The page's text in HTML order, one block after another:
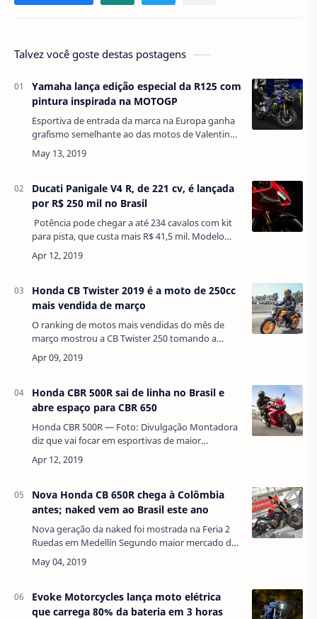
Talvez você goste destas postagens
Yamaha lança edição especial da R125 com
pintura inspirada na MOTOGP
Esportiva de entrada da marca na Europa ganha
grafismo semelhante ao das motos de Valentino
Rossi e Maverick Viñales A Yamaha apresentou
nesta semana uma edição especial da R1…
Ducati Panigale V4 R, de 221 cv, é lançada
por R$ 250 mil no Brasil
Potência pode chegar a até 234 cavalos com kit
para pista, que custa mais R$ 41,5 mil. Modelo
tem "asas" para aerodinâmica, como na MotoGP.
A Ducati anunciou o início das ve…
Honda CB Twister 2019 é a moto de 250cc
mais vendida de março
O ranking de motos mais vendidas do mês de
março mostrou a CB Twister 250 tomando a
quarta posição da Yamaha Fazer 250. No entanto,
a Honda Titan continua sendo a motocicleta m…
Honda CBR 500R sai de linha no Brasil e
abre espaço para CBR 650
Honda CBR 500R — Foto: Divulgação Montadora
diz que vai focar em esportivas de maior
cilindrada, como CBR 1000R e CBR 650F. A Honda
CBR 500R não faz mais parte do portfólio …
Nova Honda CB 650R chega à Colômbia
antes; naked vem ao Brasil este ano
Nova geração da naked foi mostrada na Feria 2
Ruedas em Medellín Segundo maior mercado de
motos da América do Sul, com 547.296 unidades
emplacadas em 2018, a Colômbia é palco da 1…
Evoke Motorcycles lança moto elétrica
que carrega 80% da bateria em 3 horas